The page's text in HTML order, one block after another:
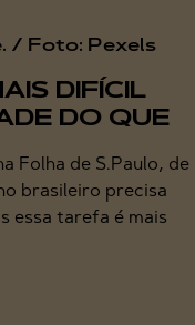
DIFÍCIL
DO QUE
Folha de S.Paulo, de
brasileiro precisa
essa tarefa é mais